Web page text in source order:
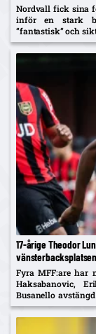
Nordvall fick sina
inför en stark
”fantastisk” och
17-årige Theodor
Fyra MFF:are har
Haksabanovic,
Busanello
Johan Karlsson